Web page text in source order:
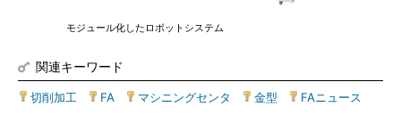
モジュール化したロボットシステム
関連キーワード
切削加工 FA マシニングセンタ 金型 FAニュース